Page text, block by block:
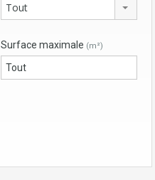
Tout
Surface maximale (m²)